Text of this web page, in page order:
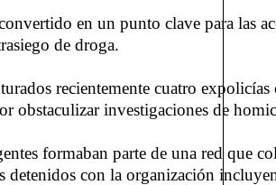
en un punto clave para las
de droga.
recientemente cuatro
obstaculizar investigaciones de
formaban parte de una red que
con la organización